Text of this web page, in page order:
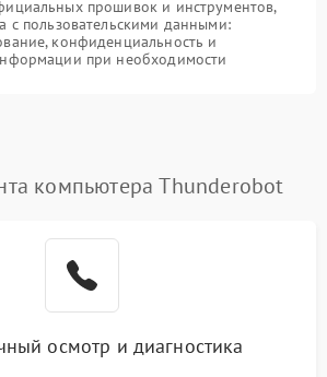
прошивок и инструментов,
с пользовательскими данными:
конфиденциальность и
при необходимости
компьютера Thunderobot
осмотр и диагностика